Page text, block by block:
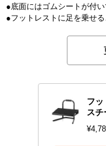
●底面にはゴムシートが付
●フットレストに足を乗せ
フッ
ス